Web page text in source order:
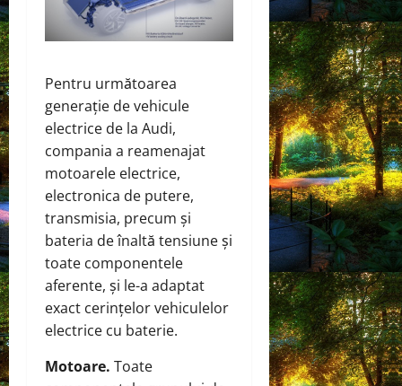
Pentru următoarea
generație de vehicule
electrice de la Audi,
compania a reamenajat
motoarele electrice,
electronica de putere,
transmisia, precum și
bateria de înaltă tensiune și
toate componentele
aferente, și le-a adaptat
exact cerințelor vehiculelor
electrice cu baterie.
Motoare. Toate